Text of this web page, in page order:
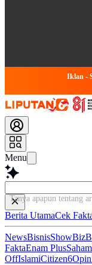
Iklan -
Menu
Tanya apapun ten
Berita UtamaCek
NewsBisnisShowBiz
FaktaEnam PlusSaham
OffIslamiCitizen6